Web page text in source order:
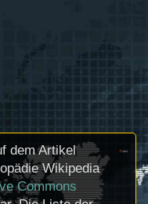
dem Artikel
Wikipedia
Commons